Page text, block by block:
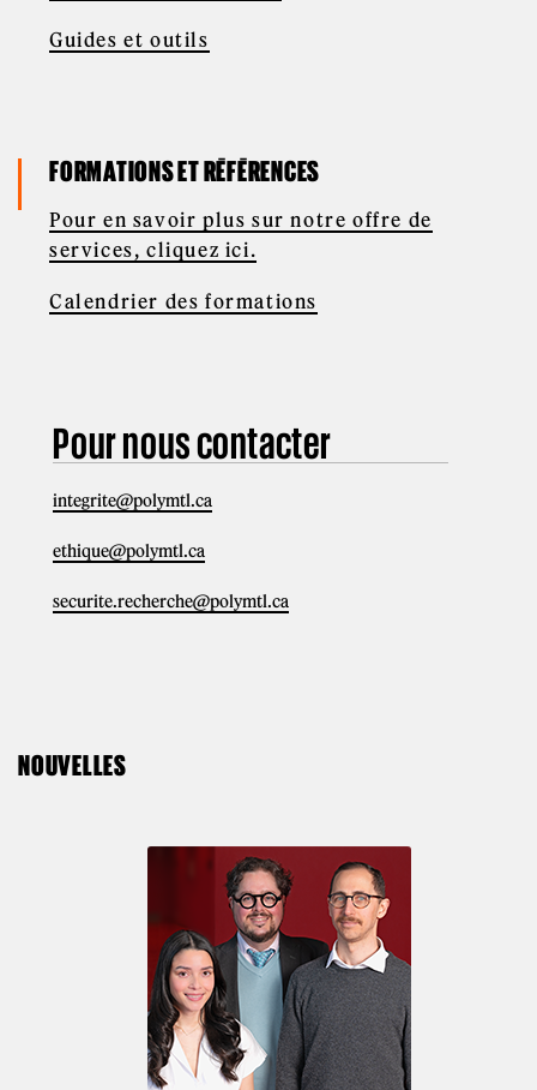
Guides et outils
FORMATIONS ET RÉFÉRENCES
Pour en savoir plus sur notre offre de
services, cliquez ici.
Calendrier des formations
Pour nous contacter
integrite@polymtl.ca
ethique@polymtl.ca
securite.recherche@polymtl.ca
NOUVELLES